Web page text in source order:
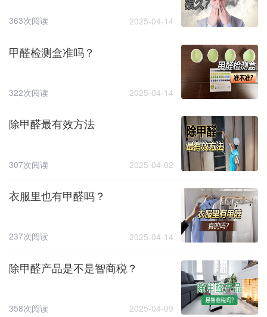
363次阅读 2025-04-14
甲醛检测盒准吗？
322次阅读 2025-04-14
除甲醛最有效方法
307次阅读 2025-04-02
衣服里也有甲醛吗？
237次阅读 2025-04-14
除甲醛产品是不是智商税？
358次阅读 2025-04-09